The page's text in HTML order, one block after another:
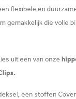
flexibele en
gemakkelijk die volle
uit een van onze
een stoffen